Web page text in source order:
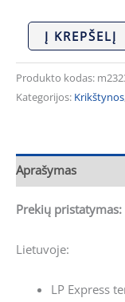
Į KREPŠELĮ
Produkto kodas:
Kategorijos: Krikštynos
Aprašymas
Prekių pristatymas:
Lietuvoje:
LP Express